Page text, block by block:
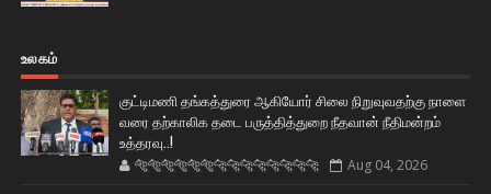
உலகம்
குட்டிமணி தங்கத்துரை ஆகியோர் சிலை நிறுவுவதற்கு நாளை
வரை தற்காலிக தடை பருத்தித்துறை நீதவான் நீதிமன்றம்
உத்தரவு..!
🐅🐅🐅🐅🐅🐅🐆🐆🐆🐆🐆🐆🐆🐆 Aug 04, 2026